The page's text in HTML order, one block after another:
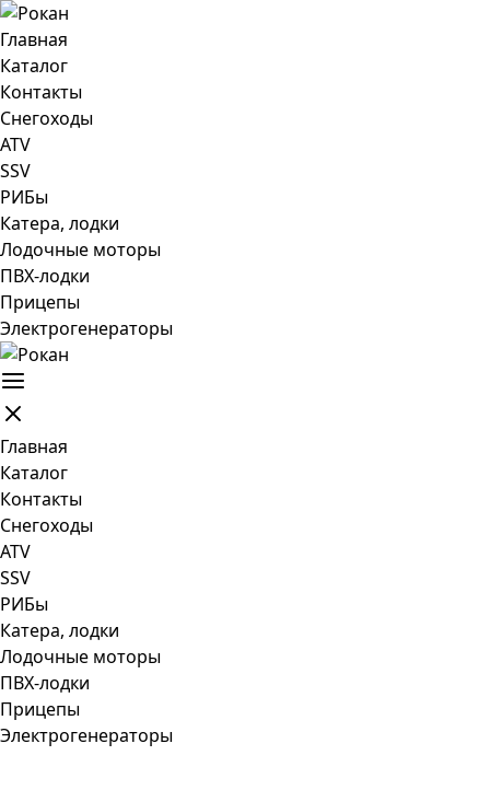
Главная
Каталог
Контакты
Снегоходы
ATV
SSV
РИБы
Катера, лодки
Лодочные моторы
ПВХ-лодки
Прицепы
Электрогенераторы
Главная
Каталог
Контакты
Снегоходы
ATV
SSV
РИБы
Катера, лодки
Лодочные моторы
ПВХ-лодки
Прицепы
Электрогенераторы